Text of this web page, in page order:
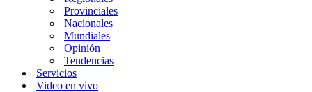
Provinciales
Nacionales
Mundiales
Opinión
Tendencias
Servicios
Video en vivo